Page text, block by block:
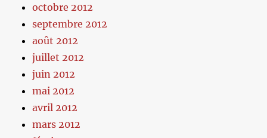
octobre 2012
septembre 2012
août 2012
juillet 2012
juin 2012
mai 2012
avril 2012
mars 2012